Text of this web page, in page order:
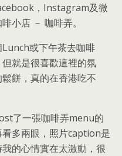
，Instagram及微
小店 － 咖啡弄。
或下午茶去咖啡
就是很喜歡這裡的氛
餅，真的在香港吃不
了一張咖啡弄menu的
多兩眼，照片caption是
的心情實在太激動，很